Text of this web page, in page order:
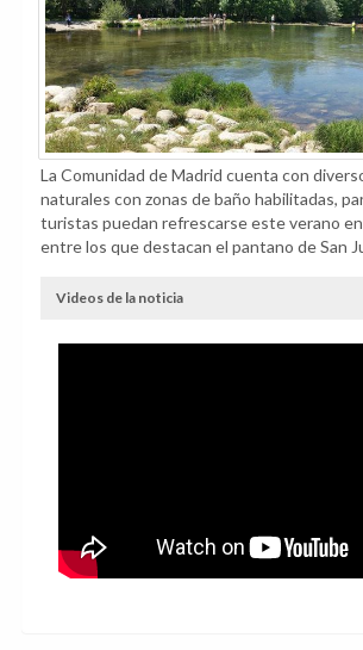
La Comunidad de Madrid cuenta con
naturales con zonas de baño habilitadas,
turistas puedan refrescarse este verano
entre los que destacan el pantano de San
Videos de la noticia